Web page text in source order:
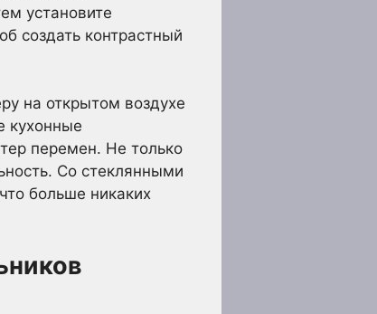
установите
создать контрастный
на открытом воздухе
кухонные
перемен. Не только
Со стеклянными
больше никаких